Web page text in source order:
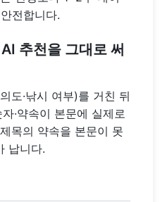
전합니다.
추천을 그대로 써
도·낚시 여부)를 거친 뒤
·약속이 본문에 실제로
목의 약속을 본문이 못
납니다.